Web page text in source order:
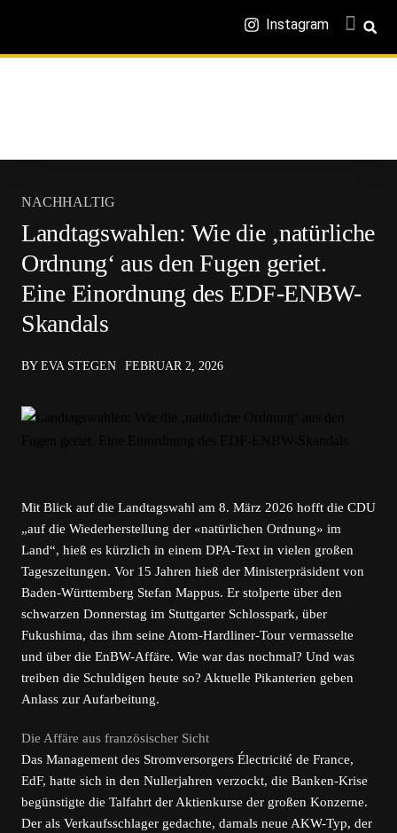
Instagram
NACHHALTIG
Landtagswahlen: Wie die ‚natürliche
Ordnung‘ aus den Fugen geriet.
Eine Einordnung des EDF-ENBW-
Skandals
BY EVA STEGEN FEBRUAR 2, 2026
Mit Blick auf die Landtagswahl am 8. März 2026 hofft die CDU
„auf die Wiederherstellung der «natürlichen Ordnung» im
Land“, hieß es kürzlich in einem DPA-Text in vielen großen
Tageszeitungen. Vor 15 Jahren hieß der Ministerpräsident von
Baden-Württemberg Stefan Mappus. Er stolperte über den
schwarzen Donnerstag im Stuttgarter Schlosspark, über
Fukushima, das ihm seine Atom-Hardliner-Tour vermasselte
und über die EnBW-Affäre. Wie war das nochmal? Und was
treiben die Schuldigen heute so? Aktuelle Pikanterien geben
Anlass zur Aufarbeitung.
Die Affäre aus französischer Sicht
Das Management des Stromversorgers Électricité de France,
EdF, hatte sich in den Nullerjahren verzockt, die Banken-Krise
begünstigte die Talfahrt der Aktienkurse der großen Konzerne.
Der als Verkaufsschlager gedachte, damals neue AKW-Typ, der